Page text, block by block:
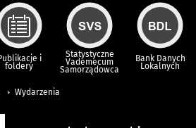
i
foldery
Statystyczne
Vademecum
Samorządowca
Bank Danych
Lokalnych
Wydarzenia